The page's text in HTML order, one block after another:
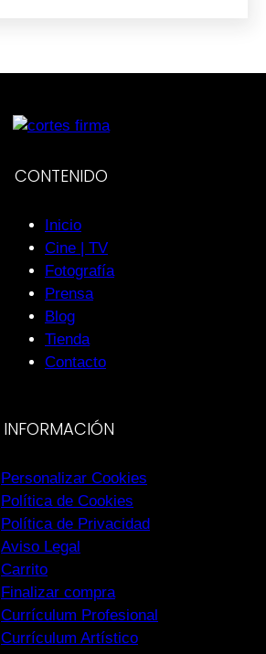
CONTENIDO
Inicio
Cine | TV
Fotografía
Prensa
Blog
Tienda
Contacto
INFORMACIÓN
Personalizar Cookies
Política de Cookies
Política de Privacidad
Aviso Legal
Carrito
Finalizar compra
Currículum Profesional
Currículum Artístico